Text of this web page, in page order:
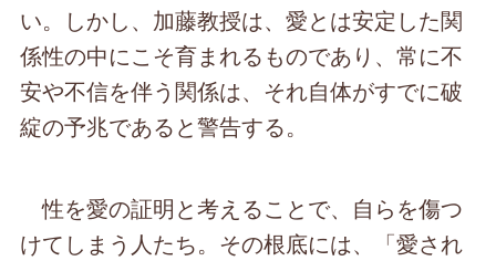
い。しかし、加藤教授は、愛とは安定した関
係性の中にこそ育まれるものであり、常に不
安や不信を伴う関係は、それ自体がすでに破
綻の予兆であると警告する。
性を愛の証明と考えることで、自らを傷つ
けてしまう人たち。その根底には、「愛され